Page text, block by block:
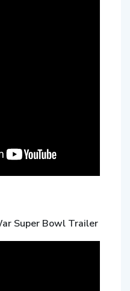
Super Bowl Trailer